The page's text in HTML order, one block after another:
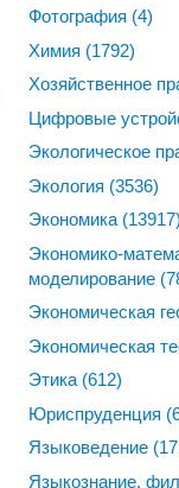
Фотография (4)
Химия (1792)
Хозяйственное
Цифровые
Экологическое
Экология (3536)
Экономика (13917)
Экономико-
моделирование
Экономическая
Экономическая
Этика (612)
Юриспруденция
Языковедение
Языкознание,